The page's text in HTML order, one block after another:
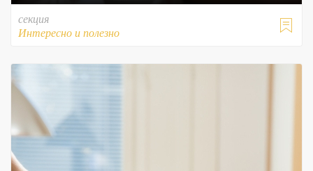

секция
Интересно и полезно